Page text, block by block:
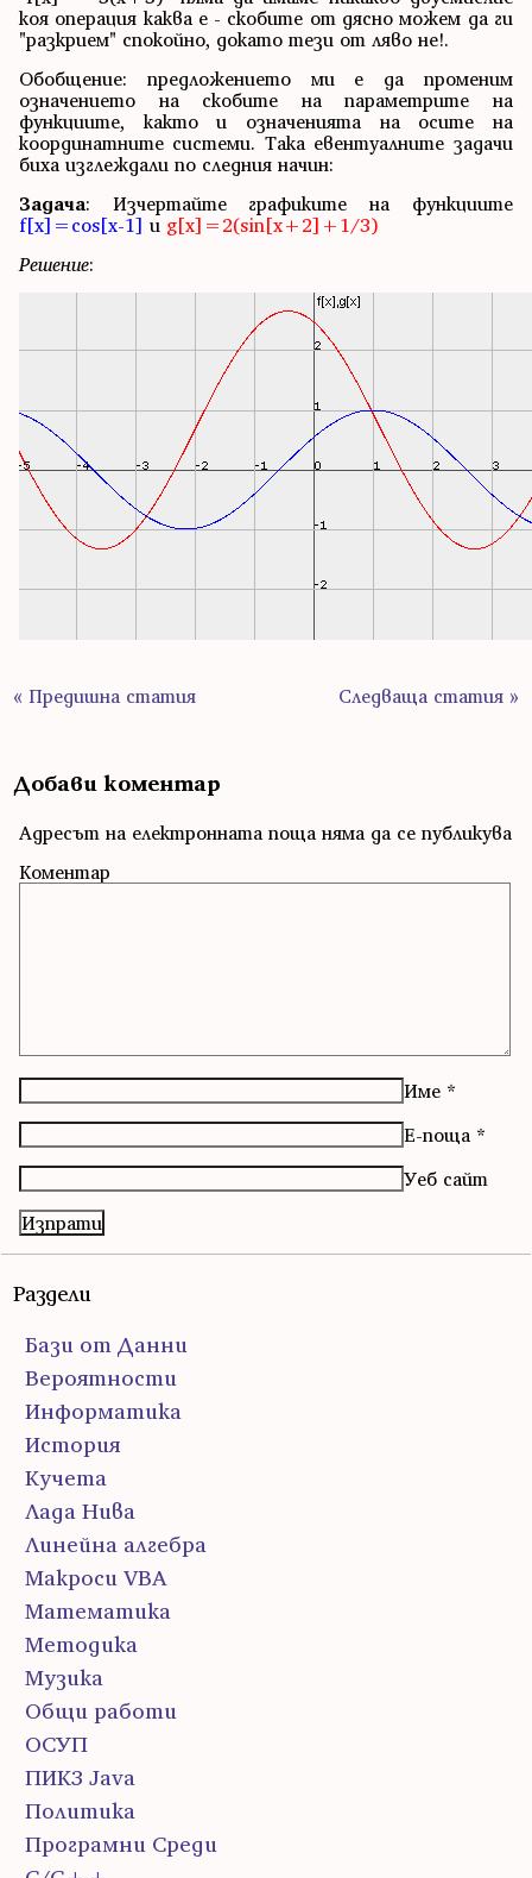
коя операция каква е - скобите от дясно можем да ги
"разкрием" спокойно, докато тези от ляво не!.
Обобщение: предложението ми е да променим
означението на скобите на параметрите на
функциите, както и означенията на осите на
координатните системи. Така евентуалните задачи
биха изглеждали по следния начин:
Задача: Изчертайте графиките на функциите
f[x]=cos[x-1] и g[x]= 2(sin[x+2]+1/3)
Решение:
« Предишна статия Следваща статия »
Добави коментар
Адресът на електронната поща няма да се публикува
Коментар
Име *
Е-поща *
Уеб сайт
Раздели
Бази от Данни
Вероятности
Информатика
История
Кучета
Лада Нива
Линейна алгебра
Макроси VBA
Математика
Методика
Музика
Общи работи
ОСУП
ПИК3 Java
Политика
Програмни Среди